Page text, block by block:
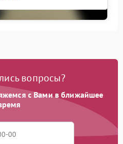
вопросы?
с Вами в ближайшее